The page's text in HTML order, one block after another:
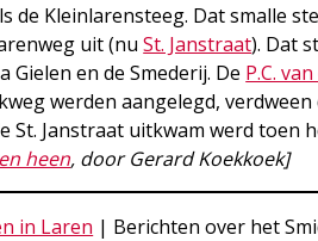
de Kleinlarensteeg. Dat smalle
uit (nuSt. Janstraat). Dat
en de Smederij. De P.C.
werden aangelegd,
St. Janstraat uitkwam werd toen
heen, door Gerard Koekkoek]
in Laren | Berichten over het